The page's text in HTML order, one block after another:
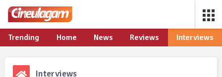
Trending Home News Reviews Interviews
Interviews